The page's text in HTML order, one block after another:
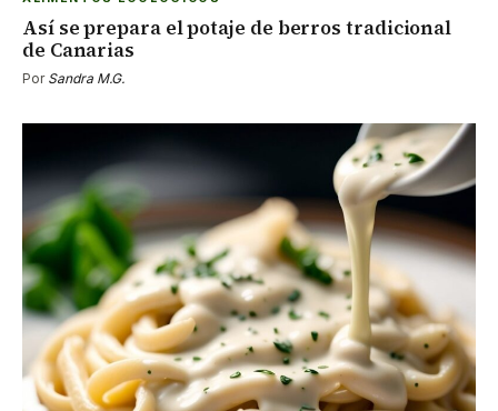
Así se prepara el potaje de berros tradicional
de Canarias
Por Sandra M.G.